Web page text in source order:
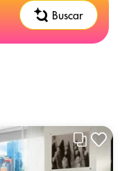
Buscar